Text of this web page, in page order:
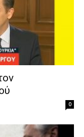
0